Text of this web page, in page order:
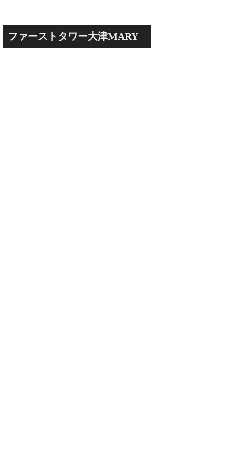
ファーストタワー大津MARY